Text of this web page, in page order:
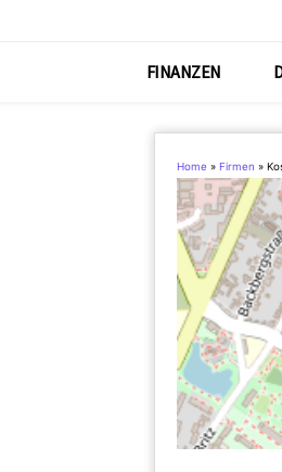
FINANZEN
Home » Firmen »